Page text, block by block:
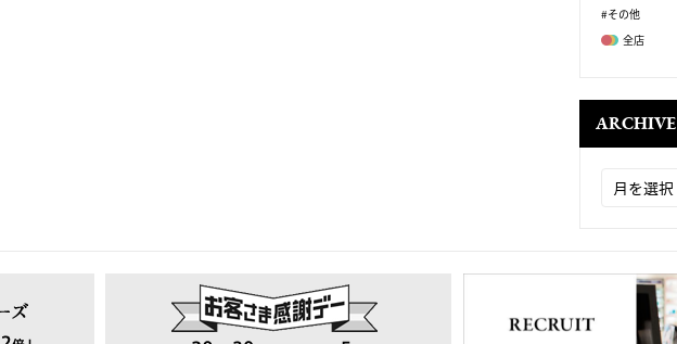
#その他
全店
ARCHIVE